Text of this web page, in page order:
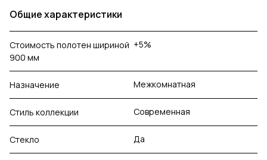
Общие характеристики
Стоимость полотен шириной
900 мм
+5%
Назначение Межкомнатная
Стиль коллекции Современная
Стекло Да